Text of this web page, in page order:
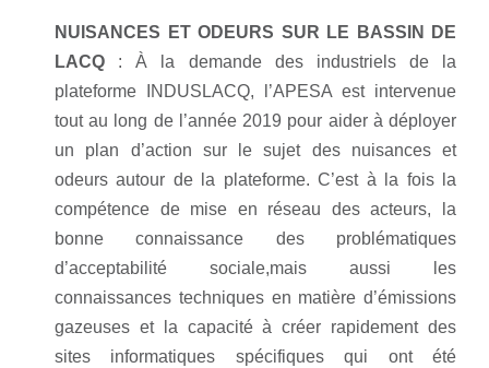
NUISANCES ET ODEURS SUR LE BASSIN DE
LACQ :À la demande des industriels de la
plateforme
INDUSLACQ, l’APESA est intervenue
tout au long de l’année 2019 pour aider à déployer
un plan d’action sur le sujet des nuisances et
odeursautour de la plateforme. C’est à la fois
la
compétence de mise en réseau desacteurs, la
bonne connaissance des problématiques
d’acceptabilité sociale,mais aussi les
connaissances techniques en matière d’émissions
gazeuses et la capacité à créer rapidement des
sites informatiques spécifiques qui ont été